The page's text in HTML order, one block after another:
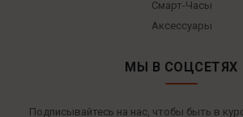
Смарт-Часы
Аксессуары
МЫ В СОЦСЕТЯХ
Подписывайтесь на нас, чтобы быть в